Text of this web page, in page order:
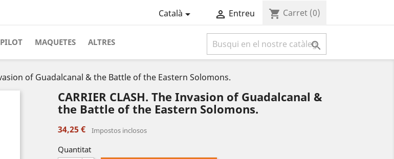
Català  Entreu shopping_cart Carret (0)
PILOT MAQUETES ALTRES 
of Guadalcanal & the Battle of the Eastern Solomons.
CARRIER CLASH. The Invasion of Guadalcanal &
the Battle of the Eastern Solomons.
34,25 € Impostos inclosos
Quantitat